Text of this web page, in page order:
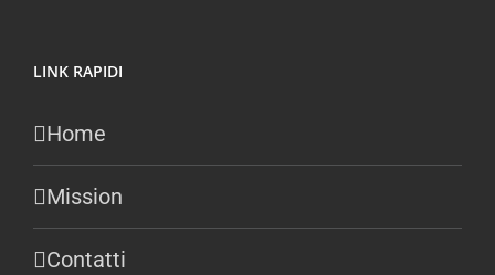
LINK RAPIDI
Home
Mission
Contatti